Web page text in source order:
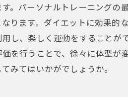
。パーソナルトレーニングの
ります。ダイエットに効果的
し、楽しく運動をすることが
を行うことで、徐々に体型が
みてはいかがでしょうか。